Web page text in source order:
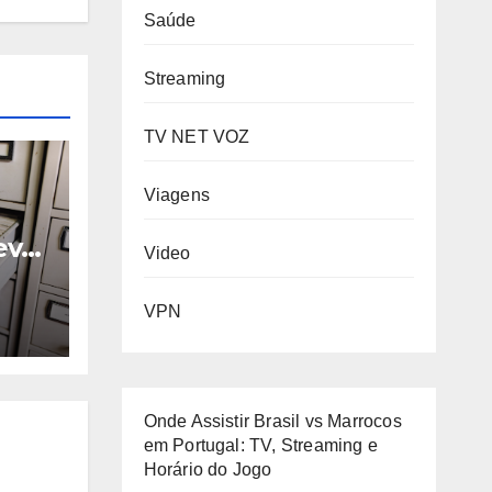
Saúde
Streaming
TV NET VOZ
Viagens
Video
VPN
Onde Assistir Brasil vs Marrocos
em Portugal: TV, Streaming e
Horário do Jogo